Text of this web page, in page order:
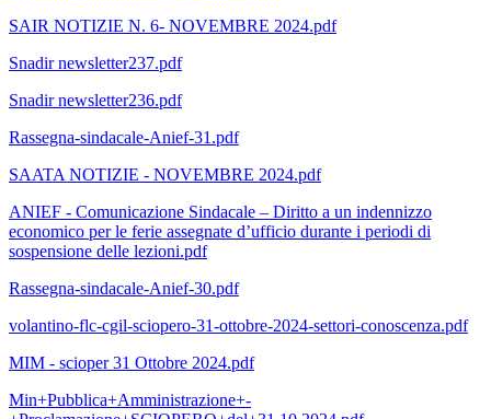
SAIR NOTIZIE N. 6- NOVEMBRE 2024.pdf
Snadir newsletter237.pdf
Snadir newsletter236.pdf
Rassegna-sindacale-Anief-31.pdf
SAATA NOTIZIE - NOVEMBRE 2024.pdf
ANIEF - Comunicazione Sindacale – Diritto a un indennizzo
economico per le ferie assegnate d’ufficio durante i periodi di
sospensione delle lezioni.pdf
Rassegna-sindacale-Anief-30.pdf
volantino-flc-cgil-sciopero-31-ottobre-2024-settori-conoscenza.pdf
MIM - scioper 31 Ottobre 2024.pdf
Min+Pubblica+Amministrazione+-